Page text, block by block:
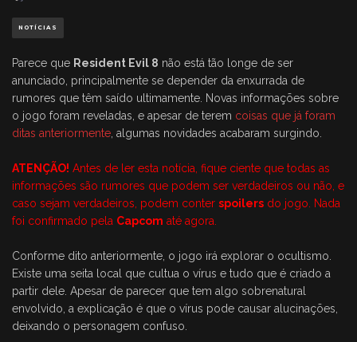
NOTÍCIAS
Parece que Resident Evil 8 não está tão longe de ser
anunciado, principalmente se depender da enxurrada de
rumores que têm saído ultimamente. Novas informações sobre
o jogo foram reveladas, e apesar de terem coisas que já foram
ditas anteriormente , algumas novidades acabaram surgindo.
ATENÇÃO! Antes de ler esta notícia, fique ciente que todas as
informações são rumores que podem ser verdadeiros ou não, e
caso sejam verdadeiros, podem conter spoilers do jogo. Nada
foi confirmado pela Capcom até agora.
Conforme dito anteriormente, o jogo irá explorar o ocultismo.
Existe uma seita local que cultua o vírus e tudo que é criado a
partir dele. Apesar de parecer que tem algo sobrenatural
envolvido, a explicação é que o vírus pode causar alucinações,
deixando o personagem confuso.